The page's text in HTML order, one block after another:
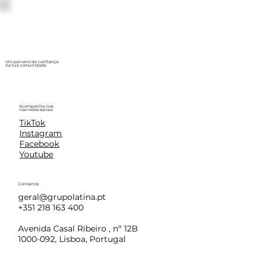
Um parceiro de confiança
na tua comunidade.
Acompanha-nos
nas redes sociais
TikTok
Instagram
Facebook
Youtube
Contactos
geral@grupolatina.pt
+351 218 163 400
Avenida Casal Ribeiro , nº 12B
1000-092, Lisboa, Portugal